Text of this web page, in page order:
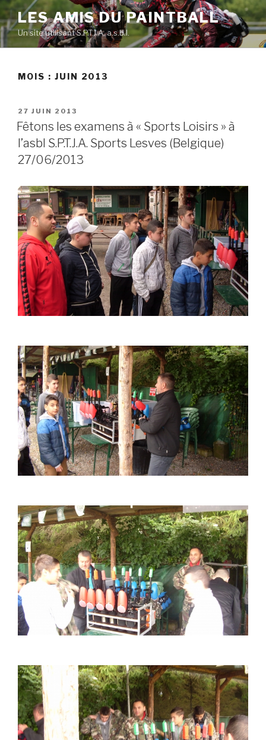
Skip
to
content
LES AMIS DU PAINTBALL
Un site utilisant S.P.T.J.A. a.s.b.l.
MOIS : JUIN 2013
POSTED
ON
27 JUIN 2013
Fêtons les examens à « Sports Loisirs » à
l’asbl S.P.T.J.A. Sports Lesves (Belgique)
27/06/2013